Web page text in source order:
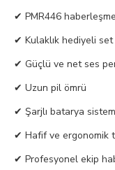
✔ PMR446
✔ Kulaklık hediyeli set
✔ Güçlü ve net ses
✔ Uzun pil ömrü
✔ Şarjlı batarya
✔ Hafif ve ergonomik
✔ Profesyonel ekip